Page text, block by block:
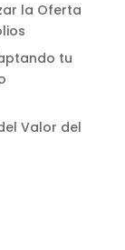
la Oferta
tu
Valor del